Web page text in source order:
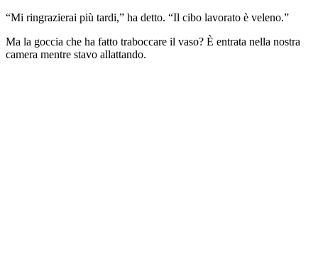
“Mi ringrazierai più tardi,” ha detto. “Il cibo lavorato è veleno.”
Ma la goccia che ha fatto traboccare il vaso? È entrata nella nostra
camera mentre stavo allattando.